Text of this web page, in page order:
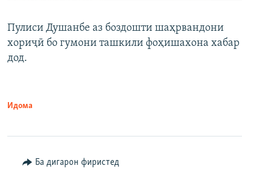
Пулиси Душанбе аз боздошти шаҳрвандони
хориҷӣ бо гумони ташкили фоҳишахона хабар
дод.
Идома
Ба дигарон фиристед